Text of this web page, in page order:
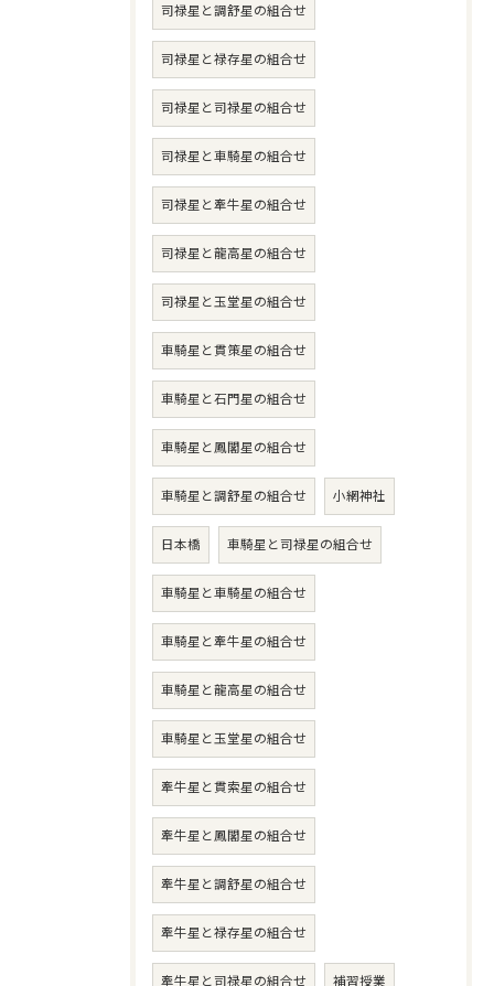
司禄星と調舒星の組合せ
司禄星と禄存星の組合せ
司禄星と司禄星の組合せ
司禄星と車騎星の組合せ
司禄星と牽牛星の組合せ
司禄星と龍高星の組合せ
司禄星と玉堂星の組合せ
車騎星と貫策星の組合せ
車騎星と石門星の組合せ
車騎星と鳳閣星の組合せ
車騎星と調舒星の組合せ 小網神社
日本橋 車騎星と司禄星の組合せ
車騎星と車騎星の組合せ
車騎星と牽牛星の組合せ
車騎星と龍高星の組合せ
車騎星と玉堂星の組合せ
牽牛星と貫索星の組合せ
牽牛星と鳳閣星の組合せ
牽牛星と調舒星の組合せ
牽牛星と禄存星の組合せ
牽牛星と司禄星の組合せ 補習授業